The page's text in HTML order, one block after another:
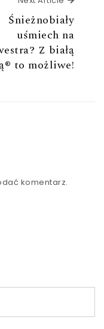
Śnieżnobiały
uśmiech na
Z białą
to możliwe!
komentarz.